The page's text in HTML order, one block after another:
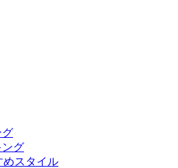
グ
グ
めスタイル